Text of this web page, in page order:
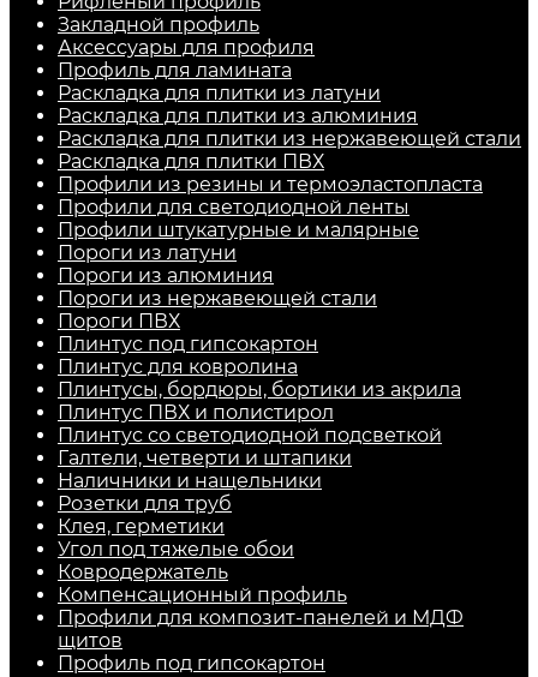
Закладной профиль
Аксессуары для профиля
Профиль для ламината
Раскладка для плитки из латуни
Раскладка для плитки из алюминия
Раскладка для плитки из нержавеющей стали
Раскладка для плитки ПВХ
Профили из резины и термоэластопласта
Профили для светодиодной ленты
Профили штукатурные и малярные
Пороги из латуни
Пороги из алюминия
Пороги из нержавеющей стали
Пороги ПВХ
Плинтус под гипсокартон
Плинтус для ковролина
Плинтусы, бордюры, бортики из акрила
Плинтус ПВХ и полистирол
Плинтус со светодиодной подсветкой
Галтели, четверти и штапики
Наличники и нащельники
Розетки для труб
Клея, герметики
Угол под тяжелые обои
Ковродержатель
Компенсационный профиль
Профили для композит-панелей и МДФ
щитов
Профиль под гипсокартон